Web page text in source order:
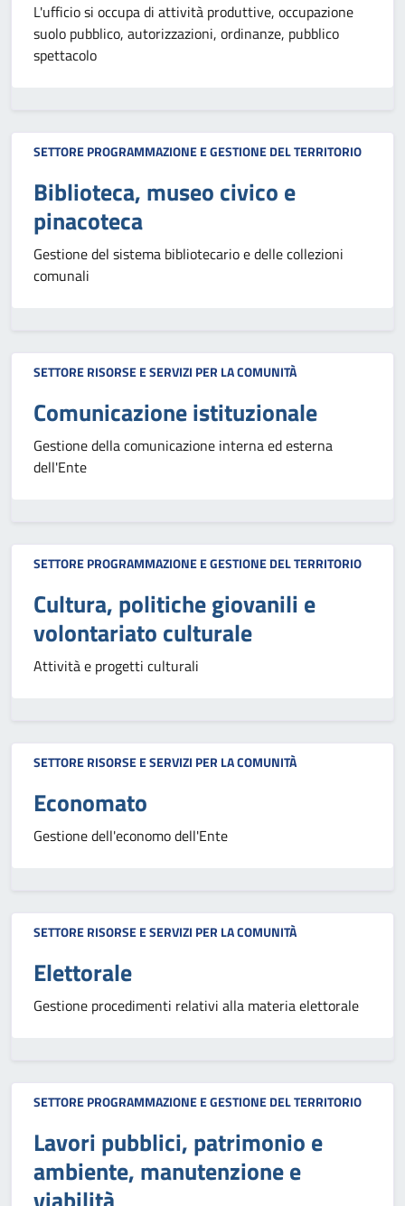
L'ufficio si occupa di attività produttive, occupazione
suolo pubblico, autorizzazioni, ordinanze, pubblico
spettacolo
SETTORE PROGRAMMAZIONE E GESTIONE DEL TERRITORIO
Biblioteca, museo civico e
pinacoteca
Gestione del sistema bibliotecario e delle collezioni
comunali
SETTORE RISORSE E SERVIZI PER LA COMUNITÀ
Comunicazione istituzionale
Gestione della comunicazione interna ed esterna
dell'Ente
SETTORE PROGRAMMAZIONE E GESTIONE DEL TERRITORIO
Cultura, politiche giovanili e
volontariato culturale
Attività e progetti culturali
SETTORE RISORSE E SERVIZI PER LA COMUNITÀ
Economato
Gestione dell'economo dell'Ente
SETTORE RISORSE E SERVIZI PER LA COMUNITÀ
Elettorale
Gestione procedimenti relativi alla materia elettorale
SETTORE PROGRAMMAZIONE E GESTIONE DEL TERRITORIO
Lavori pubblici, patrimonio e
ambiente, manutenzione e